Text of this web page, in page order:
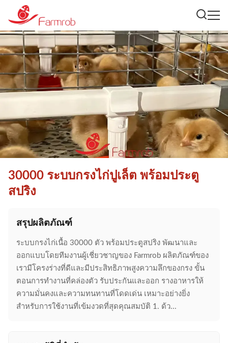
30000 ระบบกรงไก่ปูเล็ต พร้อมประตู
สปริง
สรุปผลิตภัณฑ์
ระบบกรงไก่เนื้อ 30000 ตัว พร้อมประตูสปริง พัฒนาและ
ออกแบบโดยทีมงานผู้เชี่ยวชาญของ Farmrob ผลิตภัณฑ์ของ
เรามีโครงร่างที่ดีและมีประสิทธิภาพสูงความลึกของกรง ขั้น
ตอนการทำงานที่คล่องตัว รับประกันและออก รางอาหารให้
ความมั่นคงและความทนทานที่โดดเด่น เหมาะอย่างยิ่ง
สำหรับการใช้งานที่เข้มงวดที่สุดคุณสมบัติ 1. ด้ว...